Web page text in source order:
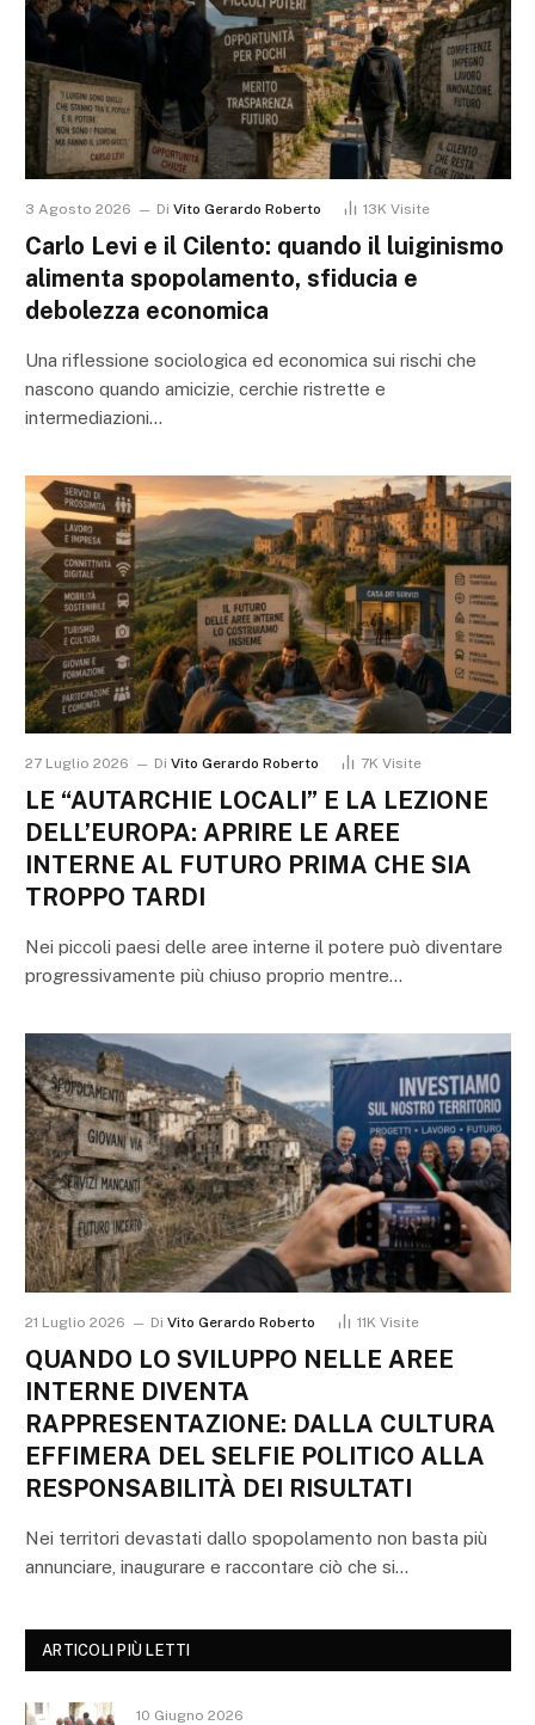
3 Agosto 2026 Di Vito Gerardo Roberto 13K Visite
Carlo Levi e il Cilento: quando il luiginismo
alimenta spopolamento, sfiducia e
debolezza economica
Una riflessione sociologica ed economica sui rischi che
nascono quando amicizie, cerchie ristrette e
intermediazioni…
27 Luglio 2026 Di Vito Gerardo Roberto 7K Visite
LE “AUTARCHIE LOCALI” E LA LEZIONE
DELL’EUROPA: APRIRE LE AREE
INTERNE AL FUTURO PRIMA CHE SIA
TROPPO TARDI
Nei piccoli paesi delle aree interne il potere può diventare
progressivamente più chiuso proprio mentre…
21 Luglio 2026 Di Vito Gerardo Roberto 11K Visite
QUANDO LO SVILUPPO NELLE AREE
INTERNE DIVENTA
RAPPRESENTAZIONE: DALLA CULTURA
EFFIMERA DEL SELFIE POLITICO ALLA
RESPONSABILITÀ DEI RISULTATI
Nei territori devastati dallo spopolamento non basta più
annunciare, inaugurare e raccontare ciò che si…
ARTICOLI PIÙ LETTI
10 Giugno 2026